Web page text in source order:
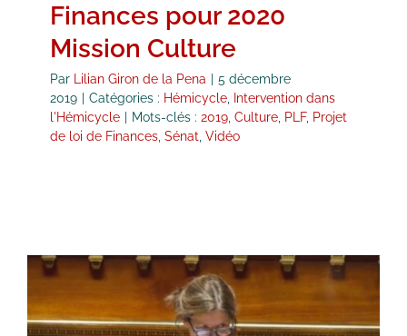
Finances pour 2020
Mission Culture
Par Lilian Giron de la Pena
5 décembre
2019
Catégories : Hémicycle, Intervention dans
l'Hémicycle
Mots-clés : 2019, Culture, PLF, Projet
de loi de Finances, Sénat, Vidéo
Projet de loi de Finances pour